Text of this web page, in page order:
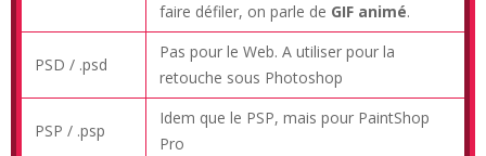
faire défiler, on parle de GIF animé.
PSD / .psd
Pas pour le Web. A utiliser pour la
retouche sous Photoshop
PSP / .psp
Idem que le PSP, mais pour PaintShop
Pro